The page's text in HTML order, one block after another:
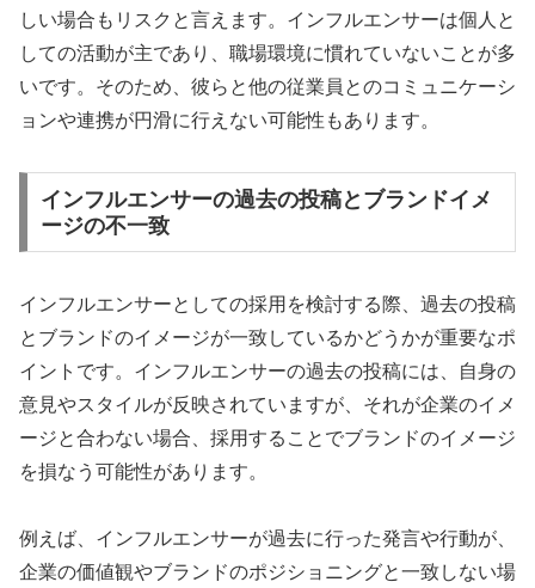
しい場合もリスクと言えます。インフルエンサーは個人と
しての活動が主であり、職場環境に慣れていないことが多
いです。そのため、彼らと他の従業員とのコミュニケーシ
ョンや連携が円滑に行えない可能性もあります。
インフルエンサーの過去の投稿とブランドイメ
ージの不一致
インフルエンサーとしての採用を検討する際、過去の投稿
とブランドのイメージが一致しているかどうかが重要なポ
イントです。インフルエンサーの過去の投稿には、自身の
意見やスタイルが反映されていますが、それが企業のイメ
ージと合わない場合、採用することでブランドのイメージ
を損なう可能性があります。
例えば、インフルエンサーが過去に行った発言や行動が、
企業の価値観やブランドのポジショニングと一致しない場